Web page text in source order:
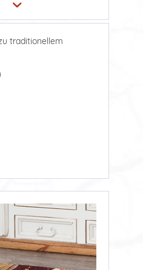
traditionellem